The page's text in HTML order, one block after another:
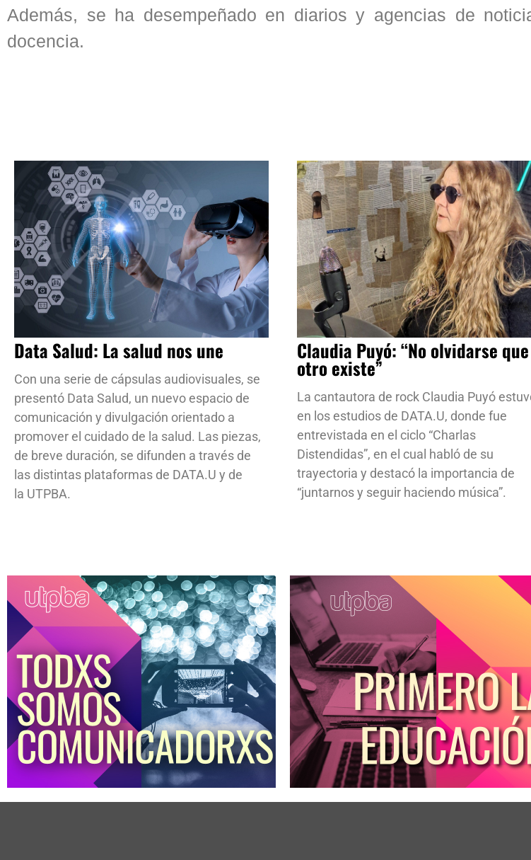
Además, se ha desempeñado en diarios y agencias de
docencia.
Data Salud: La salud nos une
Con una serie de cápsulas audiovisuales, se
presentó Data Salud, un nuevo espacio de
comunicación y divulgación orientado a
promover el cuidado de la salud. Las piezas,
de breve duración, se difunden a través de
las distintas plataformas de DATA.U y de
la UTPBA.
Claudia Puyó: “No olvidarse
otro existe”
La cantautora de rock Claudia Puyó
en los estudios de DATA.U, donde fue
entrevistada en el ciclo “Charlas
Distendidas”, en el cual habló de su
trayectoria y destacó la importancia de
“juntarnos y seguir haciendo música”.